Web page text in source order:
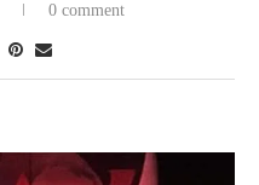
0 comment